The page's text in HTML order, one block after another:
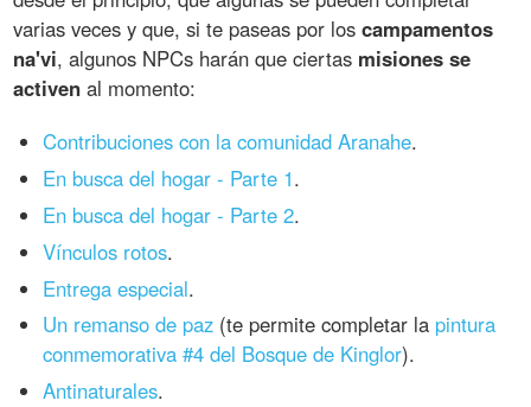
varias veces y que, si te paseas por loscampamentos
na'vi, algunos NPCs harán que ciertas misiones se
activen al momento:
Contribuciones con la comunidad Aranahe.
En busca del hogar - Parte 1.
En busca del hogar - Parte 2.
Vínculos rotos.
Entrega especial.
Un remanso de paz (te permite completar la pintura
conmemorativa #4 del Bosque de Kinglor).
Antinaturales.